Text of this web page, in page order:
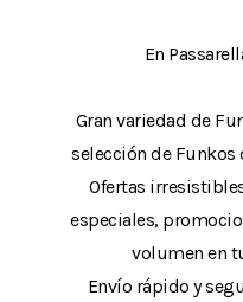
En
Gran variedad de
selección de Funkos
Ofertas
especiales,
volumen en
Envío rápido y